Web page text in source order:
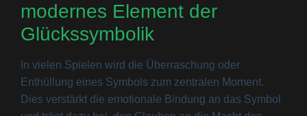
modernes Element der
Glückssymbolik
In vielen Spielen wird die Überraschung oder
Enthüllung eines Symbols zum zentralen Moment.
Dies verstärkt die emotionale Bindung an das Symbol